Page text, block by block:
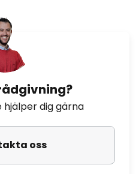
hjälper dig gärna
oss